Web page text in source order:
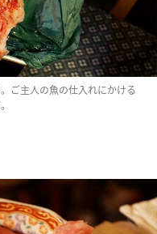
ご主人の魚の仕入れにかける